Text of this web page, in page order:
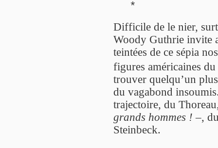
*
Difficile de le nier,
Woody Guthrie invite
teintées de ce sépia
figures américaines
trouver quelqu’un
du vagabond
trajectoire, du
grands hommes ! –,
Steinbeck.